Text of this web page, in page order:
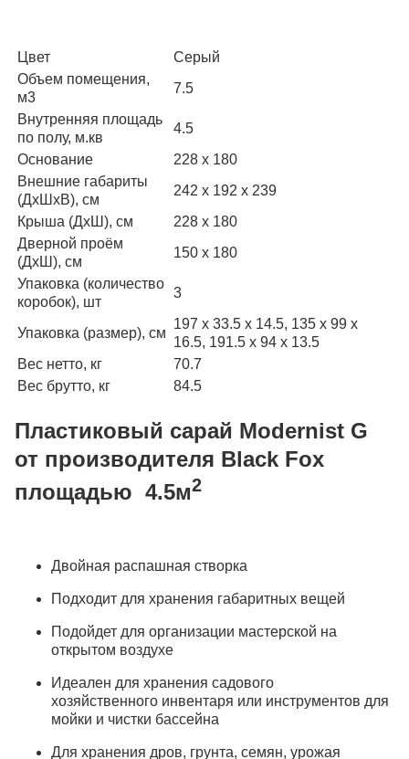
Цвет
Cерый
Объем помещения,
м3
7.5
Внутренняя площадь
по полу, м.кв
4.5
Основание
228 х 180
Внешние габариты
(ДхШхВ), см
242 х 192 х 239
Крыша (ДхШ), см
228 х 180
Дверной проём
(ДхШ), см
150 х 180
Упаковка (количество
коробок), шт
3
Упаковка (размер), см
197 х 33.5 х 14.5, 135 х 99 х
16.5, 191.5 х 94 х 13.5
Вес нетто, кг
70.7
Вес брутто, кг
84.5
Пластиковый сарай Modernist G
от производителя Black Fox
площадью 4.5м2
Двойная распашная створка
Подходит для хранения габаритных вещей
Подойдет для организации мастерской на
открытом воздухе
Идеален для хранения садового
хозяйственного инвентаря или инструментов для
мойки и чистки бассейна
Для хранения дров, грунта, семян, урожая
Адрес
Продолжить покупки